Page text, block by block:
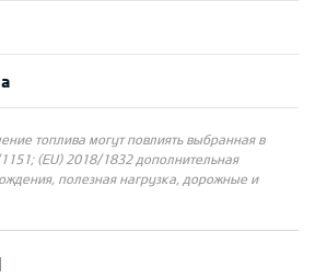
топлива могут повлиять выбранная в
1151; (EU) 2018/1832 дополнительная
полезная нагрузка, дорожные и